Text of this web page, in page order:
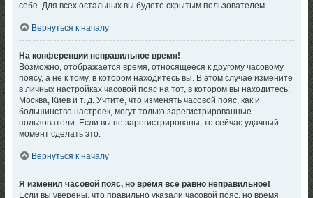
себе. Для всех остальных вы будете скрытым пользователем.
Вернуться к началу
На конференции неправильное время!
Возможно, отображается время, относящееся к другому часовому
поясу, а не к тому, в котором находитесь вы. В этом случае измените
в личных настройках часовой пояс на тот, в котором вы находитесь:
Москва, Киев и т. д. Учтите, что изменять часовой пояс, как и
большинство настроек, могут только зарегистрированные
пользователи. Если вы не зарегистрированы, то сейчас удачный
момент сделать это.
Вернуться к началу
Я изменил часовой пояс, но время всё равно неправильное!
Если вы уверены, что правильно указали часовой пояс, но время